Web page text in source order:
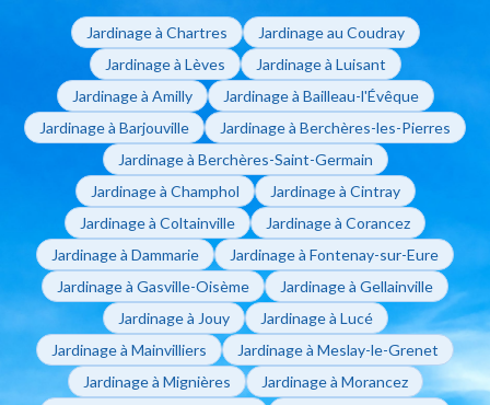
Jardinage à Chartres
Jardinage au Coudray
Jardinage à Lèves
Jardinage à Luisant
Jardinage à Amilly
Jardinage à Bailleau-l'Évêque
Jardinage à Barjouville
Jardinage à Berchères-les-Pierres
Jardinage à Berchères-Saint-Germain
Jardinage à Champhol
Jardinage à Cintray
Jardinage à Coltainville
Jardinage à Corancez
Jardinage à Dammarie
Jardinage à Fontenay-sur-Eure
Jardinage à Gasville-Oisème
Jardinage à Gellainville
Jardinage à Jouy
Jardinage à Lucé
Jardinage à Mainvilliers
Jardinage à Meslay-le-Grenet
Jardinage à Mignières
Jardinage à Morancez